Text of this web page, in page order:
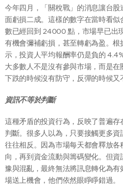
今年四月，「關稅戰」的消息讓台
面虧損二成。這樣的數字在當時看
數已經回到 24000 點，市場早已出
有機會彌補虧損，甚至轉虧為盈。
示，投資人平均報酬率仍是負的
大多數人不是沒有參與市場，而是
下跌的時候沒有防守，反彈的時候又
資訊不等於判斷
這種矛盾的投資行為，反映了普遍
判斷。很多人以為，只要接觸更多
往往相反。因為市場每天都會釋放
向，再到資金流動與籌碼變化。但
豫與混亂，最終無法將訊息轉化為
場送上機會，他們依然眼睜睜錯過。